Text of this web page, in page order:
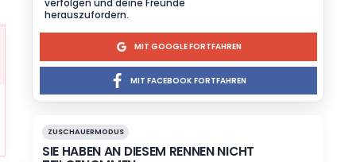
Registriere dich
verfolgen und deine
herauszufordern.
Mis à jour à 16:52